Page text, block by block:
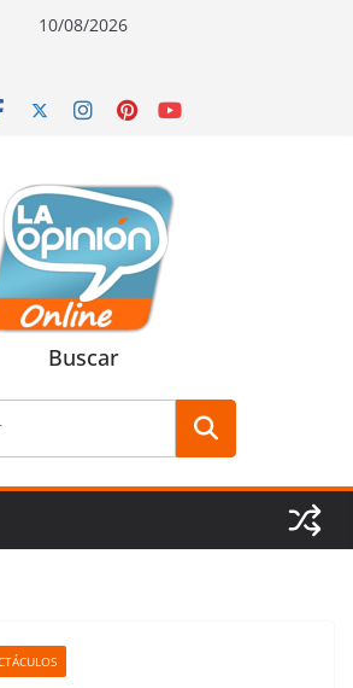
10/08/2026
Buscar